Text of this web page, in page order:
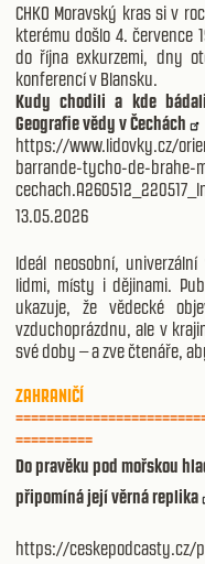
CHKO Moravský kras si v
kterému došlo 4. července
do října exkurzemi, dny
konferencí v Blansku.
Kudy chodili a kde
Geografie vědy v Čechách
https://www.lidovky.cz/
barrande-tycho-de-brahe-
13.05.2026
Ideál neosobní,
lidmi, místy i dějinami.
ukazuje, že vědecké
vzduchoprázdnu, ale v
své doby – a zve čtenáře,
ZAHRANIČÍ
==========
Do pravěku pod mořskou
připomíná její věrná replika
https://ceskepodcasty.cz/